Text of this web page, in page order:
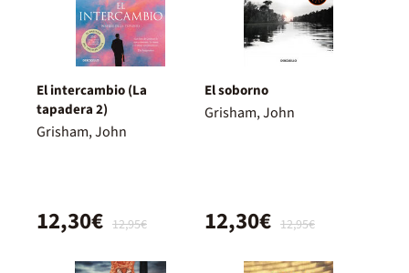
El intercambio (La
tapadera 2)
Grisham, John
12,95€
12,30€
El soborno
Grisham, John
12,95€
12,30€